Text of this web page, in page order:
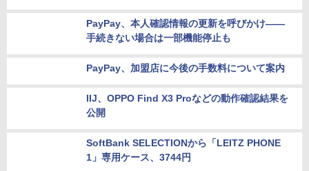
PayPay、本人確認情報の更新を呼びかけ――
手続きない場合は一部機能停止も
PayPay、加盟店に今後の手数料について案内
IIJ、OPPO Find X3 Proなどの動作確認結果を
公開
SoftBank SELECTIONから「LEITZ PHONE
1」専用ケース、3744円